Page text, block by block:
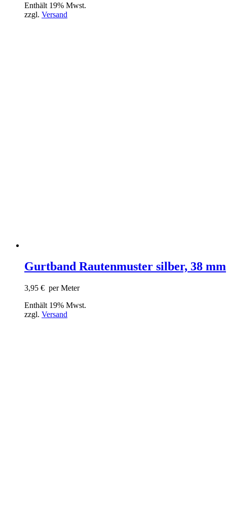
Enthält 19% Mwst.
zzgl. Versand
Gurtband Rautenmuster silber, 38 mm
3,95 € per Meter
Enthält 19% Mwst.
zzgl. Versand